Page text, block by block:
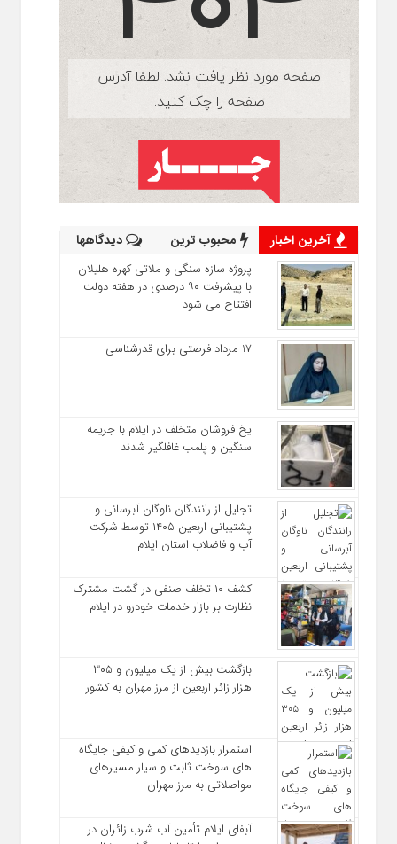
آخرین اخبار محبوب ترین دیدگاهها
پروژه سازه سنگی و ملاتی کهره هلیلان
با پیشرفت ۹۰ درصدی در هفته دولت
افتتاح می شود
17 مرداد فرصتی برای قدرشناسی
یخ‌ فروشان متخلف در ایلام با جریمه
سنگین و پلمب غافلگیر شدند
تجلیل از رانندگان ناوگان آبرسانی و
پشتیبانی اربعین ۱۴۰۵ توسط شرکت
آب و فاضلاب استان ایلام
کشف ۱۰ تخلف صنفی در گشت مشترک
نظارت بر بازار خدمات خودرو در ایلام
بازگشت بیش از یک میلیون و ۳۰۵
هزار زائر اربعین از مرز مهران به کشور
استمرار بازدیدهای کمی و کیفی جایگاه‌
های سوخت ثابت و سیار مسیرهای
مواصلاتی به مرز مهران
آبفای ایلام تأمین آب شرب زائران در